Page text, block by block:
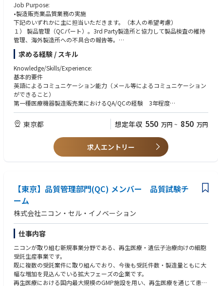
Job Purpose:
•製造販売業品質業務の実施
下記のいずれかに主に担当いただきます。（本人の希望考慮）
１） 製品管理（QCパート）。3rd Party製造所と協力して製品検査の維持
管理、海外製造所への不具合の報告等。
２） 法規制対応（QMSパート）。医薬品医療機器総合機構や認証機関に対
してQMSの調査（監査）等の管理、対応を行います。
• 品質保証業務(QA業務)の実施（国内品責、安全管理責任者等の指示にし
たがい、国内規制の対応）
Key duties and responsibilities:
1) QCパート
海外製造所への不具合の報告、品質情報の共有
サービス部門、営業部門と連携し、品質改善の対応（検査不適合品の修正
外国製造業登録の維持管理
QA業務
• マネジメントレビュー対応のサポート
• 文書管理、記録管理
• サプライヤー管理
• CAPA管理
• 外部監査サポート
• 内部監査サポート
• サプライヤー監査サポート
• コーポレート監査サポート
求める経験 / スキル
Knowledge/Skills/Experience:
基本的要件
英語によるコミュニケーション能力（メール等によるコミュニケーション
ができること）
第一種医療機器製造販売業におけるQA/QCの経験 3年程度
なお可の要件
１） ISO13485監査員資格（なお可）
２） サプライヤー監査経験（なお可）
３） SAPの実務的運用経験（なお可）
４） 日本の品質規制要件及びQA/QCに関する専門知識と経験
• 日本の規制要求事項及びISO 13485規格への理解
• PresentationやTrainingを含む優れたCommunication能力とPresentation
skill
• 部内及び他部門と良好な対人関係を築く能力
• 業務への習熟度と、業務に継続的に取り組み期限内に完遂する能力
• Word、Excel、PowerPoint等に関する実務知識
• 整理整頓ができる人
Internal and External Contacts:
海外製造所、国内製造委託先他
東京都 想定年収 550 万円 ~ 850 万円
求人エントリー
【東京】品質管理部門(QC) メンバー 品質試験チ
ーム
株式会社ニコン・セル・イノベーション
仕事内容
ニコンが取り組む新規事業分野である、再生医療・遺伝子治療向けの細胞
受託生産事業です。
既に複数の受託案件に取り組んでおり、今後も受託件数・製造量ともに大
幅な増加を見込んでいる拡大フェーズの企業です。
再生医療における国内最大規模のGMP施設を用い、再生医療を通じて患者